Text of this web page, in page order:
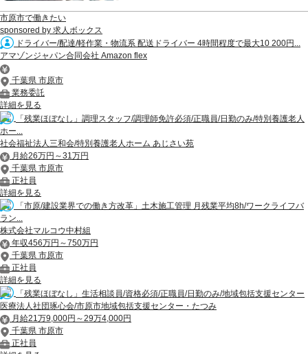
市原市で働きたい
sponsored by 求人ボックス
ドライバー/配達/軽作業・物流系 配送ドライバー 4時間程度で最大10 200円...
アマゾンジャパン合同会社 Amazon flex
千葉県 市原市
業務委託
詳細を見る
「残業ほぼなし」調理スタッフ/調理師免許必須/正職員/日勤のみ/特別養護老人
ホー...
社会福祉法人三和会/特別養護老人ホーム あじさい苑
月給26万円～31万円
千葉県 市原市
正社員
詳細を見る
「市原/建設業界での働き方改革」土木施工管理 月残業平均8h/ワークライフバ
ラン...
株式会社マルコウ中村組
年収456万円～750万円
千葉県 市原市
正社員
詳細を見る
「残業ほぼなし」生活相談員/資格必須/正職員/日勤のみ/地域包括支援センター
医療法人社団琢心会/市原市地域包括支援センター・たつみ
月給21万9,000円～29万4,000円
千葉県 市原市
正社員